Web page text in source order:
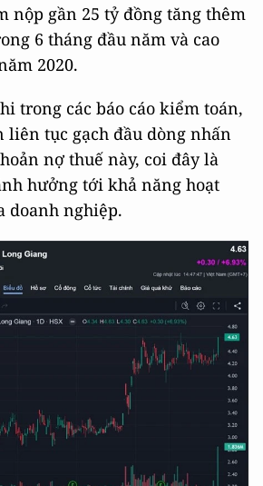
nộp gần 25 tỷ đồng tăng thêm
6 tháng đầu năm và cao
2020.
trong các báo cáo kiểm toán,
tục gạch đầu dòng nhấn
nợ thuế này, coi đây là
hưởng tới khả năng hoạt
doanh nghiệp.